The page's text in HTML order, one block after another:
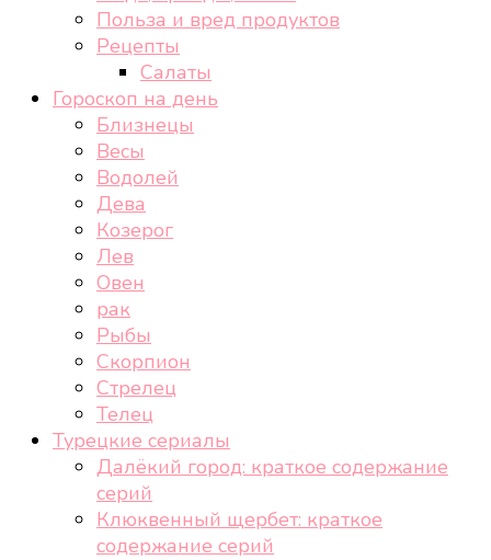
Польза и вред продуктов
Рецепты
Салаты
Гороскоп на день
Близнецы
Весы
Водолей
Дева
Козерог
Лев
Овен
рак
Рыбы
Скорпион
Стрелец
Телец
Турецкие сериалы
Далёкий город: краткое содержание
серий
Клюквенный щербет: краткое
содержание серий